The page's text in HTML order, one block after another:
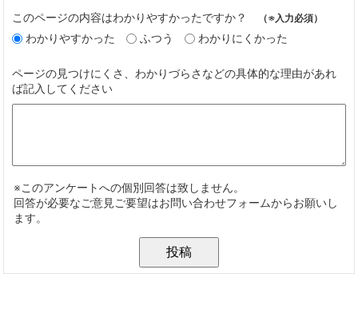
このページの内容はわかりやすかったですか？ （※入力必須）
わかりやすかった ふつう わかりにくかった
ページの見つけにくさ、わかりづらさなどの具体的な理由があれ
ば記入してください
※このアンケートへの個別回答は致しません。
回答が必要なご意見ご要望はお問い合わせフォームからお願いし
ます。